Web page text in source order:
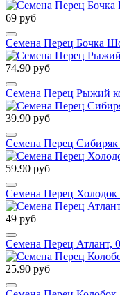
69 руб
Семена Перец Бочка
74.90 руб
Семена Перец Рыжий
39.90 руб
Семена Перец Сибиряк
59.90 руб
Семена Перец Холодок
49 руб
Семена Перец Атлант,
25.90 руб